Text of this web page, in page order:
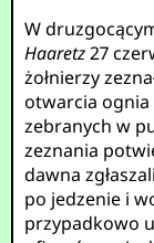
W
Haaretz27
żołnierzy
otwarcia
zebranych w
zeznania
dawna
po jedzenie i
przypadkowo